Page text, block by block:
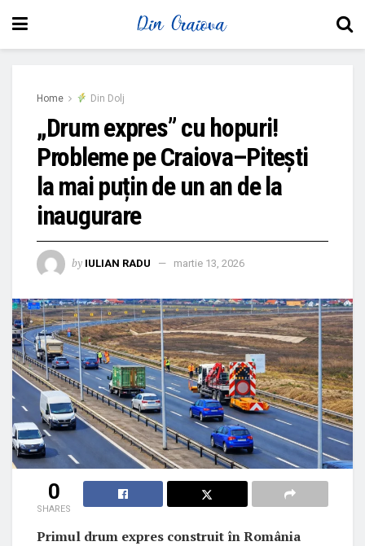
Home Din Dolj
„Drum expres” cu hopuri!
Probleme pe Craiova–Pitești
la mai puțin de un an de la
inaugurare
by IULIAN RADU martie 13, 2026
0
SHARES
Primul drum expres construit în România